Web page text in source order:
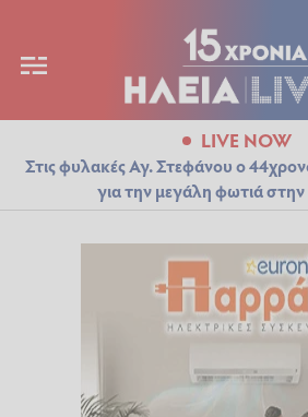
LIVE NOW
Στις φυλακές Αγ. Στεφάνου ο
για την μεγάλη φωτιά